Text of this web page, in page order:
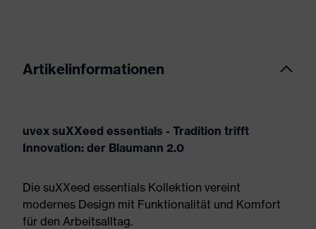
Artikelinformationen
uvex suXXeed essentials - Tradition trifft
Innovation: der Blaumann 2.0
Die suXXeed essentials Kollektion vereint
modernes Design mit Funktionalität und Komfort
für den Arbeitsalltag.